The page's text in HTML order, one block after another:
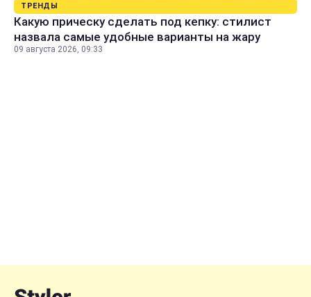
ТРЕНДЫ
Какую прическу сделать под кепку: стилист
назвала самые удобные варианты на жару
09 августа 2026, 09:33